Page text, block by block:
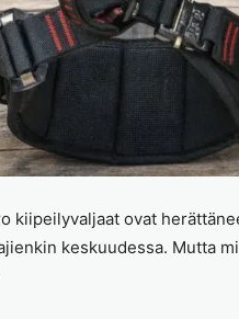
kiipeilyvaljaat ovat
keskuudessa. Mutta